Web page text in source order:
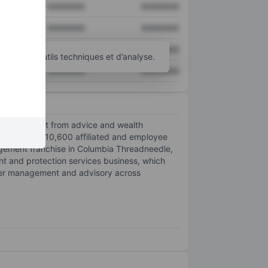
XXXXXXX XXXXXXX
d’autres outils techniques et d’analyse.
profit from advice and wealth
roughly 10,600 affiliated and employee
franchise in Columbia Threadneedle,
and protection services business, which
management and advisory across